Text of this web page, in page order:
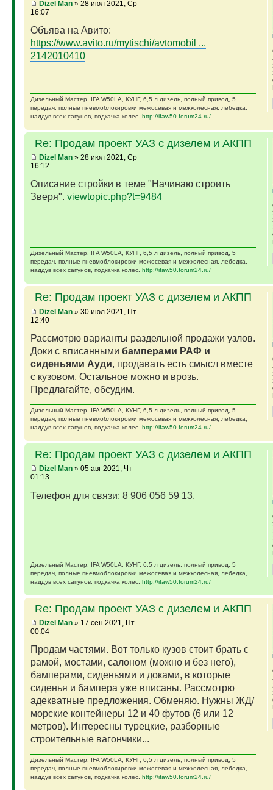
Dizel Man» 28 июл 2021, Ср
16:07
Объява на Авито:
https://www.avito.ru/mytischi/avtomobil ...
2142010410
Дизельный Мастер. IFA W50LA, КУНГ, 6,5 л дизель, полный привод, 5
передач, полные пневмоблокировки межосевая и межколесная, лебедка,
наддув всех сапунов, подкачка колес. http://ifaw50.forum24.ru/
Re: Продам проект УАЗ с дизелем и АКПП
Dizel Man» 28 июл 2021, Ср
16:12
Описание стройки в теме "Начинаю строить
Зверя". viewtopic.php?t=9484
Дизельный Мастер. IFA W50LA, КУНГ, 6,5 л дизель, полный привод, 5
передач, полные пневмоблокировки межосевая и межколесная, лебедка,
наддув всех сапунов, подкачка колес. http://ifaw50.forum24.ru/
Re: Продам проект УАЗ с дизелем и АКПП
Dizel Man» 30 июл 2021, Пт
12:40
Рассмотрю варианты раздельной продажи узлов.
Доки с вписанными бамперами РАФ и
сиденьями Ауди, продавать есть смысл вместе
с кузовом. Остальное можно и врозь.
Предлагайте, обсудим.
Дизельный Мастер. IFA W50LA, КУНГ, 6,5 л дизель, полный привод, 5
передач, полные пневмоблокировки межосевая и межколесная, лебедка,
наддув всех сапунов, подкачка колес. http://ifaw50.forum24.ru/
Re: Продам проект УАЗ с дизелем и АКПП
Dizel Man» 05 авг 2021, Чт
01:13
Телефон для связи: 8 906 056 59 13.
Дизельный Мастер. IFA W50LA, КУНГ, 6,5 л дизель, полный привод, 5
передач, полные пневмоблокировки межосевая и межколесная, лебедка,
наддув всех сапунов, подкачка колес. http://ifaw50.forum24.ru/
Re: Продам проект УАЗ с дизелем и АКПП
Dizel Man» 17 сен 2021, Пт
00:04
Продам частями. Вот только кузов стоит брать с
рамой, мостами, салоном (можно и без него),
бамперами, сиденьями и доками, в которые
сиденья и бампера уже вписаны. Рассмотрю
адекватные предложения. Обменяю. Нужны ЖД/
морские контейнеры 12 и 40 футов (6 или 12
метров). Интересны турецкие, разборные
строительные вагончики...
Дизельный Мастер. IFA W50LA, КУНГ, 6,5 л дизель, полный привод, 5
передач, полные пневмоблокировки межосевая и межколесная, лебедка,
наддув всех сапунов, подкачка колес. http://ifaw50.forum24.ru/